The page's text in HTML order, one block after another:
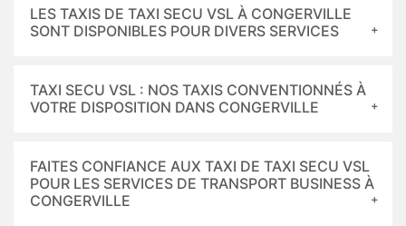
LES TAXIS DE TAXI SECU VSL À CONGERVILLE
SONT DISPONIBLES POUR DIVERS SERVICES
TAXI SECU VSL : NOS TAXIS CONVENTIONNÉS À
VOTRE DISPOSITION DANS CONGERVILLE
FAITES CONFIANCE AUX TAXI DE TAXI SECU VSL
POUR LES SERVICES DE TRANSPORT BUSINESS À
CONGERVILLE